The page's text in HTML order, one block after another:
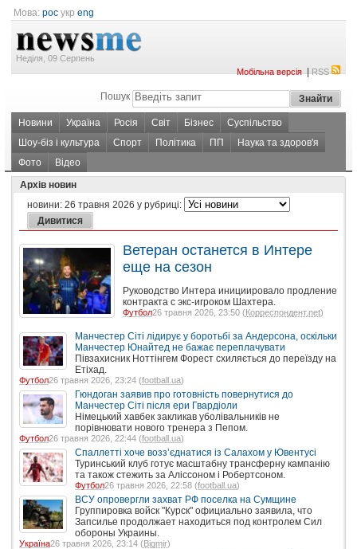
Мова: рос укр eng
Неділя, 09 Серпень
Мобільна версія|RSS
Пошук
Новини Україна Росія Світ Бізнес
Суспільство
Шоу-біз і культура
Спорт Політика ПП
Наука та здоров'я
Фото
Відео
Архів новин
новини: 26 травня 2026 у рубриці:
Ветеран останется в Интере
еще на сезон
Руководство Интера инициировало продление
контракта с экс-игроком Шахтера.
Футбол26 травня 2026, 23:50 (Корреспондент.net)
Манчестер Сіті лідирує у боротьбі за Андерсона, оскільки
Манчестер Юнайтед не бажає переплачувати
Півзахисник Ноттінгем Форест схиляється до переїзду на
Етіхад.
Футбол26 травня 2026, 23:24 (football.ua)
Гюндоган заявив про готовність повернутися до
Манчестер Сіті після ери Гвардіоли
Німецький хавбек закликав уболівальників не
порівнювати нового тренера з Пепом.
Футбол26 травня 2026, 22:44 (football.ua)
Спаллетті хоче возз’єднатися із Салахом у Ювентусі
Туринський клуб готує масштабну трансферну кампанію
та також стежить за Аліссоном і Робертсоном.
Футбол26 травня 2026, 22:58 (football.ua)
ВСУ опровергли захват РФ поселка на Сумщине
Группировка войск "Курск" официально заявила, что
Запсилье продолжает находиться под контролем Сил
обороны Украины.
Україна26 травня 2026, 23:14 (Bigmir)